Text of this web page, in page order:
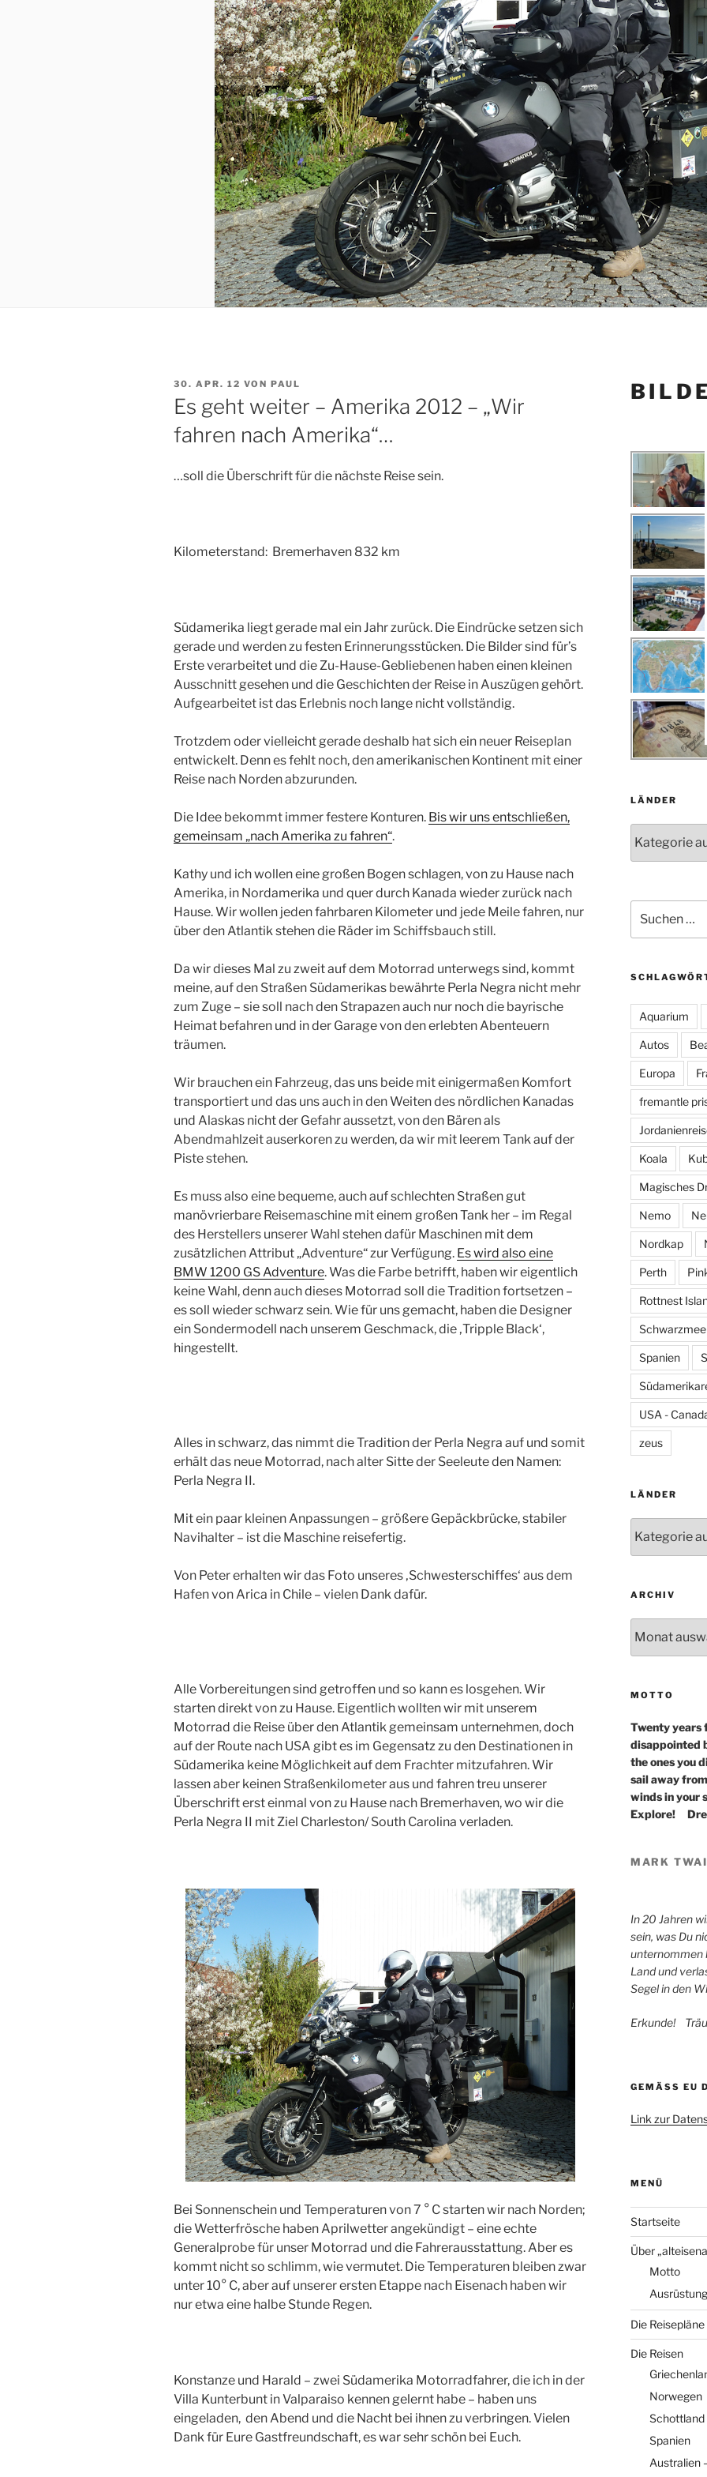
VERÖFFENTLICHT
AM
30. APR. 12 VON PAUL
Es geht weiter – Amerika 2012 – „Wir
fahren nach Amerika“…
…soll die Überschrift für die nächste Reise sein.
Kilometerstand: Bremerhaven 832 km
Südamerika liegt gerade mal ein Jahr zurück. Die Eindrücke setzen sich
gerade und werden zu festen Erinnerungsstücken. Die Bilder sind für’s
Erste verarbeitet und die Zu-Hause-Gebliebenen haben einen kleinen
Ausschnitt gesehen und die Geschichten der Reise in Auszügen gehört.
Aufgearbeitet ist das Erlebnis noch lange nicht vollständig.
Trotzdem oder vielleicht gerade deshalb hat sich ein neuer Reiseplan
entwickelt. Denn es fehlt noch, den amerikanischen Kontinent mit einer
Reise nach Norden abzurunden.
Die Idee bekommt immer festere Konturen. Bis wir uns entschließen,
gemeinsam „nach Amerika zu fahren“.
Kathy und ich wollen eine großen Bogen schlagen, von zu Hause nach
Amerika, in Nordamerika und quer durch Kanada wieder zurück nach
Hause. Wir wollen jeden fahrbaren Kilometer und jede Meile fahren, nur
über den Atlantik stehen die Räder im Schiffsbauch still.
Da wir dieses Mal zu zweit auf dem Motorrad unterwegs sind, kommt
meine, auf den Straßen Südamerikas bewährte Perla Negra nicht mehr
zum Zuge – sie soll nach den Strapazen auch nur noch die bayrische
Heimat befahren und in der Garage von den erlebten Abenteuern
träumen.
Wir brauchen ein Fahrzeug, das uns beide mit einigermaßen Komfort
transportiert und das uns auch in den Weiten des nördlichen Kanadas
und Alaskas nicht der Gefahr aussetzt, von den Bären als
Abendmahlzeit auserkoren zu werden, da wir mit leerem Tank auf der
Piste stehen.
Es muss also eine bequeme, auch auf schlechten Straßen gut
manövrierbare Reisemaschine mit einem großen Tank her – im Regal
des Herstellers unserer Wahl stehen dafür Maschinen mit dem
zusätzlichen Attribut „Adventure“ zur Verfügung. Es wird also eine
BMW 1200 GS Adventure. Was die Farbe betrifft, haben wir eigentlich
keine Wahl, denn auch dieses Motorrad soll die Tradition fortsetzen –
es soll wieder schwarz sein. Wie für uns gemacht, haben die Designer
ein Sondermodell nach unserem Geschmack, die ‚Tripple Black‘,
hingestellt.
Alles in schwarz, das nimmt die Tradition der Perla Negra auf und somit
erhält das neue Motorrad, nach alter Sitte der Seeleute den Namen:
Perla Negra II.
Mit ein paar kleinen Anpassungen – größere Gepäckbrücke, stabiler
Navihalter – ist die Maschine reisefertig.
Von Peter erhalten wir das Foto unseres ‚Schwesterschiffes‘ aus dem
Hafen von Arica in Chile – vielen Dank dafür.
Alle Vorbereitungen sind getroffen und so kann es losgehen. Wir
starten direkt von zu Hause. Eigentlich wollten wir mit unserem
Motorrad die Reise über den Atlantik gemeinsam unternehmen, doch
auf der Route nach USA gibt es im Gegensatz zu den Destinationen in
Südamerika keine Möglichkeit auf dem Frachter mitzufahren. Wir
lassen aber keinen Straßenkilometer aus und fahren treu unserer
Überschrift erst einmal von zu Hause nach Bremerhaven, wo wir die
Perla Negra II mit Ziel Charleston/ South Carolina verladen.
Bei Sonnenschein und Temperaturen von 7 ° C starten wir nach Norden;
die Wetterfrösche haben Aprilwetter angekündigt – eine echte
Generalprobe für unser Motorrad und die Fahrerausstattung. Aber es
kommt nicht so schlimm, wie vermutet. Die Temperaturen bleiben zwar
unter 10° C, aber auf unserer ersten Etappe nach Eisenach haben wir
nur etwa eine halbe Stunde Regen.
Konstanze und Harald – zwei Südamerika Motorradfahrer, die ich in der
Villa Kunterbunt in Valparaiso kennen gelernt habe – haben uns
eingeladen, den Abend und die Nacht bei ihnen zu verbringen. Vielen
Dank für Eure Gastfreundschaft, es war sehr schön bei Euch.
LÄNDER
nach:
Aquarium
Autos
Europa
fremantle
Koala
Magisches
Nemo
Nordkap
Perth
Rottnest
Spanien
USA -
zeus
LÄNDER
ARCHIV
MOTTO
Twenty years
disappointed
the ones you
sail away
winds in your
Explore!
MARK
In 20 Jahren
sein, was Du
unternommen
Land und
Segel in den
Erkunde!
GEMÄSS EU
Link zur
MENÜ
Startseite
Über
Motto
Ausrüstung
Die Reisepläne
Die Reisen
Norwegen
Schottland
Spanien
Australien